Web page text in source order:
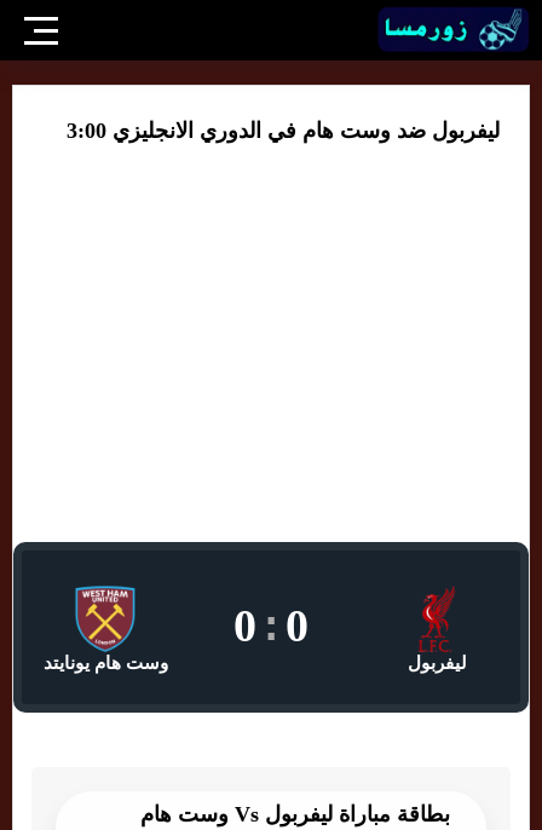
ليفربول ضد وست هام في الدوري الانجليزي 3:00
ليفربول
0
:
0
وست هام يونايتد
بطاقة مباراة ليفربول Vs وست هام